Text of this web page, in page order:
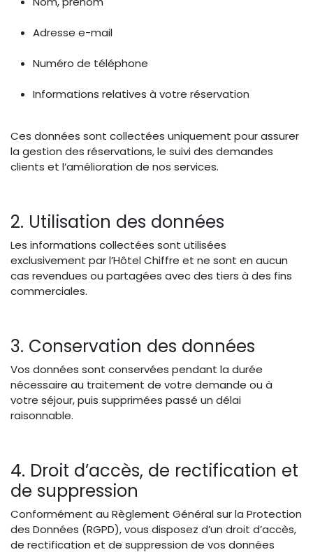
Adresse e-mail
Numéro de téléphone
Informations relatives à votre réservation
Ces données sont collectées uniquement pour assurer
la gestion des réservations, le suivi des demandes
clients et l’amélioration de nos services.
2. Utilisation des données
Les informations collectées sont utilisées
exclusivement par l’Hôtel Chiffre et ne sont en aucun
cas revendues ou partagées avec des tiers à des fins
commerciales.
3. Conservation des données
Vos données sont conservées pendant la durée
nécessaire au traitement de votre demande ou à
votre séjour, puis supprimées passé un délai
raisonnable.
4. Droit d’accès, de rectification et
de suppression
Conformément au Règlement Général sur la Protection
des Données (RGPD), vous disposez d’un droit d’accès,
de rectification et de suppression de vos données